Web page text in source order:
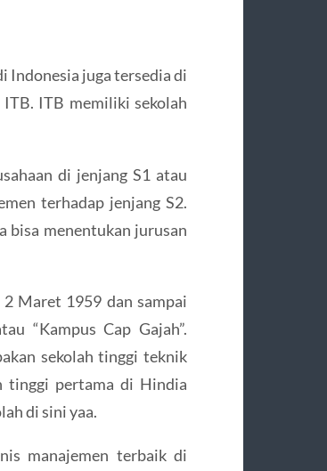
Indonesia juga tersedia di
ITB memiliki sekolah
di jenjang S1 atau
terhadap jenjang S2.
bisa menentukan jurusan
Maret 1959 dan sampai
“Kampus Cap Gajah”.
sekolah tinggi teknik
tinggi pertama di Hindia
di sini yaa.
manajemen terbaik di